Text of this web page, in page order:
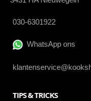
030-6301922
WhatsApp ons
TIPS & TRICKS